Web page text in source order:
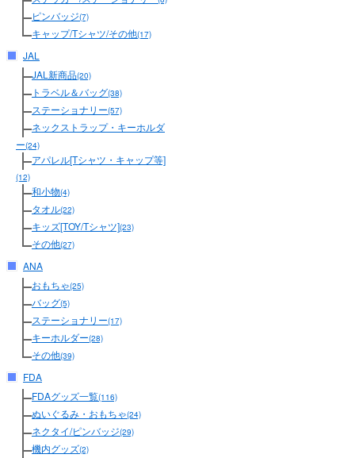
ピンバッジ(7)
キャップ/Tシャツ/その他(17)
JAL
JAL新商品(20)
トラベル＆バッグ(38)
ステーショナリー(57)
ネックストラップ・キーホルダ
ー(24)
アパレル[Tシャツ・キャップ等]
(12)
和小物(4)
タオル(22)
キッズ[TOY/Tシャツ](23)
その他(27)
ANA
おもちゃ(25)
バッグ(5)
ステーショナリー(17)
キーホルダー(28)
その他(39)
FDA
FDAグッズ一覧(116)
ぬいぐるみ・おもちゃ(24)
ネクタイ/ピンバッジ(29)
機内グッズ(2)